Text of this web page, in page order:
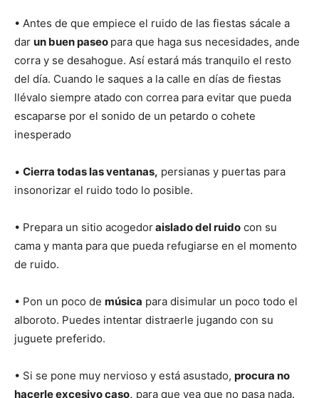
• Antes de que empiece el ruido de las fiestas sácale a
dar un buen paseo para que haga sus necesidades, ande
corra y se desahogue. Así estará más tranquilo el resto
del día. Cuando le saques a la calle en días de fiestas
llévalo siempre atado con correa para evitar que pueda
escaparse por el sonido de un petardo o cohete
inesperado
• Cierra todas las ventanas, persianas y puertas para
insonorizar el ruido todo lo posible.
• Prepara un sitio acogedoraislado del ruido con su
cama y manta para que pueda refugiarse en el momento
de ruido.
• Pon un poco de música para disimular un poco todo el
alboroto. Puedes intentar distraerle jugando con su
juguete preferido.
• Si se pone muy nervioso y está asustado, procura no
hacerle excesivo caso, para que vea que no pasa nada.